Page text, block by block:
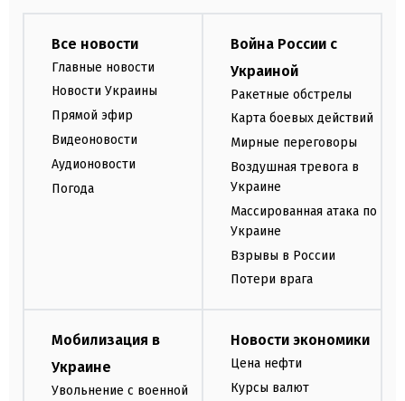
Все новости
Главные новости
Новости Украины
Прямой эфир
Видеоновости
Аудионовости
Погода
Война России с
Украиной
Ракетные обстрелы
Карта боевых действий
Мирные переговоры
Воздушная тревога в
Украине
Массированная атака по
Украине
Взрывы в России
Потери врага
Мобилизация в
Украине
Увольнение с военной
Новости экономики
Цена нефти
Курсы валют